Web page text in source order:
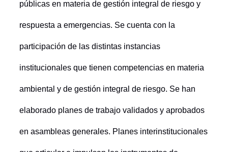
públicas en materia de gestión integral de riesgo y
respuesta a emergencias. Se cuenta con la
participación de las distintas instancias
institucionales que tienen competencias en materia
ambiental y de gestión integral de riesgo. Se han
elaborado planes de trabajo validados y aprobados
en asambleas generales. Planes interinstitucionales